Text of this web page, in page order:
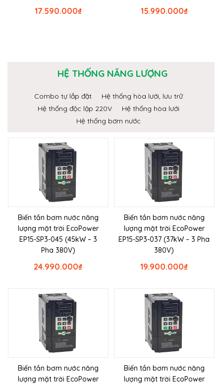
₫
17.590.000 ₫
15.990.000
HỆ THỐNG NĂNG LƯỢNG
Combo tự lắp đặt
Hệ thống hòa lưới, lưu trữ
Hệ thống độc lập 220V
Hệ thống hòa lưới
Hệ thống bơm nước
Biến tần bơm nước năng
lượng mặt trời EcoPower
EP15-SP3-045 (45kW – 3
Pha 380V)
₫
24.990.000
Biến tần bơm nước năng
lượng mặt trời EcoPower
EP15-SP3-037 (37kW – 3 Pha
380V)
₫
19.900.000
Biến tần bơm nước năng
lượng mặt trời EcoPower
Biến tần bơm nước năng
lượng mặt trời EcoPower